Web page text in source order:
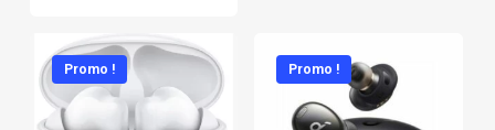
Promo ! Promo !